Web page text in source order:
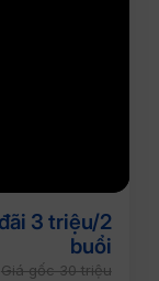
3 triệu/2
buổi
Giá gốc 30 triệu